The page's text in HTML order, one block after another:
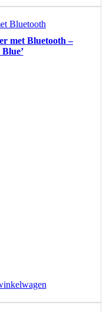
met Bluetooth –